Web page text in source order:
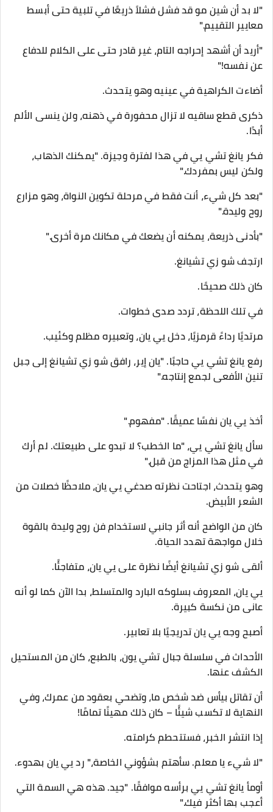
"لا بد أن شين مو قد فشل فشلاً ذريعًا في تلبية حتى أبسط
معايير التقييم."
"أريد أن أشهد إحراجه التام، غير قادر حتى على الكلام للدفاع
عن نفسه!"
أضاءت الكراهية في عينيه وهو يتحدث.
ذكرى قطع ساقيه لا تزال محفورة في ذهنه، ولن ينسى الألم
أبدًا.
فكر يانغ تشي يي في هذا لفترة وجيزة. "يمكنك الذهاب،
ولكن ليس بمفردك."
"بعد كل شيء، أنت فقط في مرحلة تكوين النواة، وهو مزارع
روح وليدة."
"بأدنى ذريعة، يمكنه أن يضعك في مكانك مرة أخرى."
ارتجف شو زي تشيانغ.
كان ذلك صحيحًا.
في تلك اللحظة، تردد صدى خطوات.
مرتديًا رداءً قرمزيًا، دخل يي يان، وتعبيره مظلم وكئيب.
رفع يانغ تشي يي حاجبًا. "يان إير، رافق شو زي تشيانغ إلى جبل
تنين الأفعى لجمع إنتاجه."
أخذ يي يان نفسًا عميقًا. "مفهوم."
سأل يانغ تشي يي، "ما الخطب؟ لا تبدو على طبيعتك. لم أرك
في مثل هذا المزاج من قبل."
وهو يتحدث، اجتاحت نظرته صدغي يي يان، ملاحظًا خصلات من
الشعر الأبيض.
كان من الواضح أنه أثر جانبي لاستخدام فن روح وليدة بالقوة
خلال مواجهة تهدد الحياة.
ألقى شو زي تشيانغ أيضًا نظرة على يي يان، متفاجئًا.
يي يان، المعروف بسلوكه البارد والمتسلط، بدا الآن كما لو أنه
عانى من نكسة كبيرة.
أصبح وجه يي يان تدريجيًا بلا تعابير.
الأحداث في سلسلة جبال تشي يون، بالطبع، كان من المستحيل
الكشف عنها.
أن تقاتل بيأس ضد شخص ما، وتضحي بعقود من عمرك، وفي
النهاية لا تكسب شيئًا – كان ذلك مهينًا تمامًا!
إذا انتشر الخبر، فستتحطم كرامته.
"لا شيء يا معلم. سأهتم بشؤوني الخاصة،" رد يي يان بهدوء.
أومأ يانغ تشي يي برأسه موافقًا. "جيد. هذه هي السمة التي
أعجب بها أكثر فيك."